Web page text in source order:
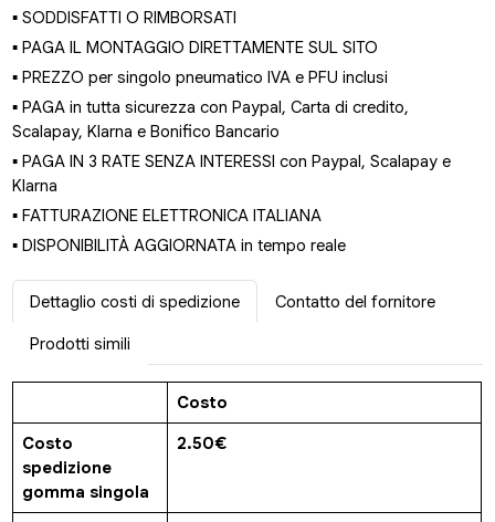
▪ SODDISFATTI O RIMBORSATI
▪ PAGA IL MONTAGGIO DIRETTAMENTE SUL SITO
▪ PREZZO per singolo pneumatico IVA e PFU inclusi
▪ PAGA in tutta sicurezza con Paypal, Carta di credito,
Scalapay, Klarna e Bonifico Bancario
▪ PAGA IN 3 RATE SENZA INTERESSI con Paypal, Scalapay e
Klarna
▪ FATTURAZIONE ELETTRONICA ITALIANA
▪ DISPONIBILITÀ AGGIORNATA in tempo reale
Dettaglio costi di spedizione Contatto del fornitore
Prodotti simili
Costo
Costo
spedizione
gomma singola
2.50€